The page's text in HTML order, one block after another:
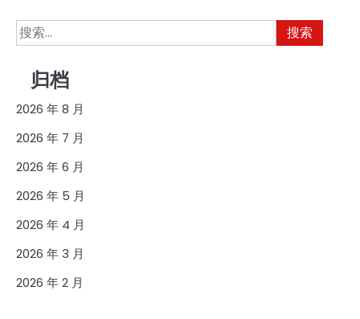
搜
索：
归档
2026 年 8 月
2026 年 7 月
2026 年 6 月
2026 年 5 月
2026 年 4 月
2026 年 3 月
2026 年 2 月